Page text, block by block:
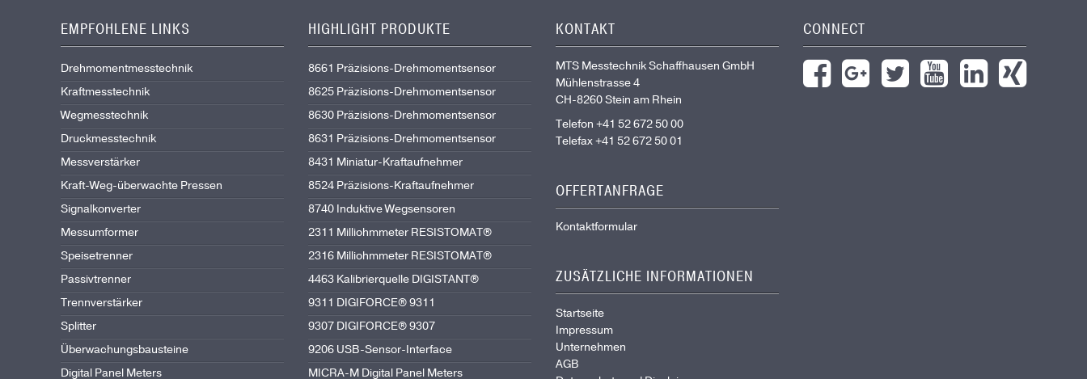
EMPFOHLENE LINKS
Drehmomentmesstechnik
Kraftmesstechnik
Wegmesstechnik
Druckmesstechnik
Messverstärker
Kraft-Weg-überwachte Pressen
Signalkonverter
Messumformer
Speisetrenner
Passivtrenner
Trennverstärker
Splitter
Überwachungsbausteine
Digital Panel Meters
HIGHLIGHT PRODUKTE
8661 Präzisions-Drehmomentsensor
8625 Präzisions-Drehmomentsensor
8630 Präzisions-Drehmomentsensor
8631 Präzisions-Drehmomentsensor
8431 Miniatur-Kraftaufnehmer
8524 Präzisions-Kraftaufnehmer
8740 Induktive Wegsensoren
2311 Milliohmmeter RESISTOMAT®
2316 Milliohmmeter RESISTOMAT®
4463 Kalibrierquelle DIGISTANT®
9311 DIGIFORCE® 9311
9307 DIGIFORCE® 9307
9206 USB-Sensor-Interface
MICRA-M Digital Panel Meters
KONTAKT
MTS Messtechnik Schaffhausen GmbH
Mühlenstrasse 4
CH-8260 Stein am Rhein
Telefon +41 52 672 50 00
Telefax +41 52 672 50 01
OFFERTANFRAGE
Kontaktformular
ZUSÄTZLICHE INFORMATIONEN
Startseite
Impressum
Unternehmen
AGB
CONNECT